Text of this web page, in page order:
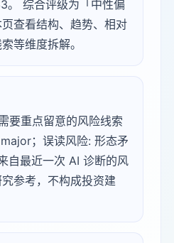
。 综合评级为「中性偏
查看结构、趋势、相对
等维度拆解。
要重点留意的风险线索
；误读风险: 形态矛
自最近一次 AI 诊断的风
参考，不构成投资建